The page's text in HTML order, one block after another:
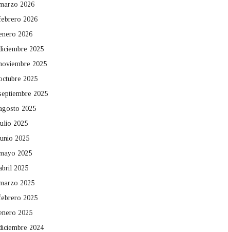
2026
2026
2026
2025
2025
2025
2025
2025
2025
2025
2025
2025
2025
2025
2025
2024